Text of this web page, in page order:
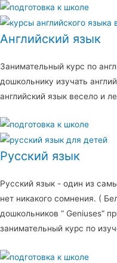
Английский язык
Занимательный курс по
дошкольнику изучать
английский язык весело и
Русский язык
Русский язык - один из
нет никакого сомнения. (
дошкольников “ Geniuses”
занимательный курс по